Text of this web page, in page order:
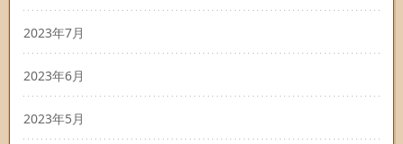
2023年7月
2023年6月
2023年5月